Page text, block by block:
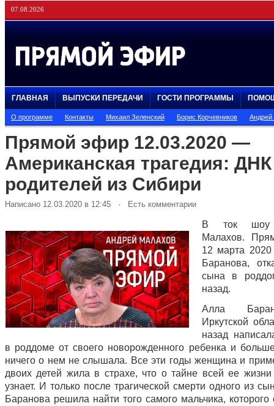
07.08.2026
ГЛАВНАЯ ВЫПУСКИ ПЕРЕДАЧИ ГОСТИ ПРОГРАММЫ
О программе Контакты Михаил Зеленский Борис Корчевников
Прямой эфир 12.03.2020 —
Американская трагедия:
родителей из Сибири
Написано 12.03.2020 в 12:45 · Есть комментарии
В ток шоу
Малахов.
12 марта
Баранова,
сына в
назад.
Алла
Иркутской
назад
в роддоме от своего новорожденного ребенка и
ничего о нем не слышала. Все эти годы женщина и
двоих детей жила в страхе, что о тайне всей ее жизни
узнает. И только после трагической смерти одного из
Баранова решила найти того самого мальчика, которого